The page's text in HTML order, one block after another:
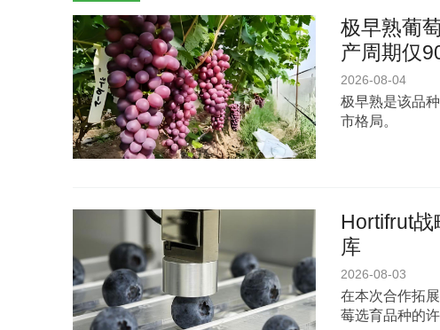
极早熟葡
产周期仅
2026-08-04
极早熟是该品
市格局。
Hortifrut战
库
2026-08-03
在本次合作拓
莓选育品种的许